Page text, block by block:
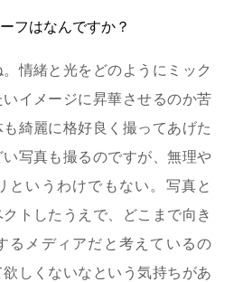
フはなんですか？
情緒と光をどのようにミック
イメージに昇華させるのか苦
綺麗に格好良く撮ってあげた
写真も撮るのですが、無理や
というわけでもない。写真と
トしたうえで、どこまで向き
るメディアだと考えているの
しくないなという気持ちがあ